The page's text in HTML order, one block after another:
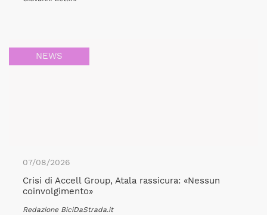
NEWS
07/08/2026
Crisi di Accell Group, Atala rassicura: «Nessun
coinvolgimento»
Redazione BiciDaStrada.it